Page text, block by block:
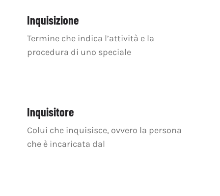
Inquisizione
Termine che indica l’attività e la
procedura di uno speciale
Inquisitore
Colui che inquisisce, ovvero la persona
che è incaricata dal